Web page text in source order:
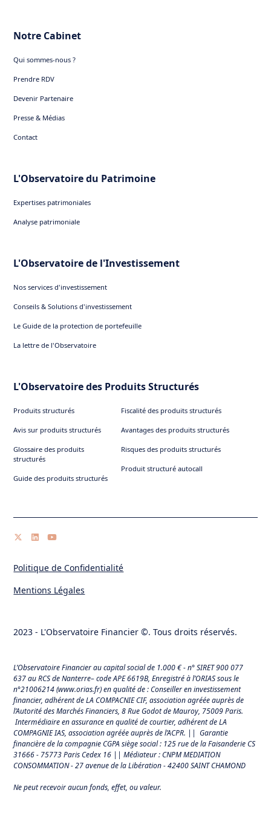
Notre Cabinet
Qui sommes-nous ?
Prendre RDV
Devenir Partenaire
Presse & Médias
Contact
L'Observatoire du Patrimoine
Expertises patrimoniales
Analyse patrimoniale
L'Observatoire de l'Investissement
Nos services d'investissement
Conseils & Solutions d'investissement
Le Guide de la protection de portefeuille
La lettre de l'Observatoire
L'Observatoire des Produits Structurés
Produits structurés
Avis sur produits structurés
Glossaire des produits
structurés
Guide des produits structurés
Fiscalité des produits structurés
Avantages des produits structurés
Risques des produits structurés
Produit structuré autocall
2023 - L'Observatoire Financier ©. Tous droits réservés.
Politique de Confidentialité
Mentions Légales
L’Observatoire Financier au capital social de 1.000 € - n° SIRET 900 077
637 au RCS de Nanterre– code APE 6619B, Enregistré à l’ORIAS sous le
n°21006214 (www.orias.fr) en qualité de : Conseiller en investissement
financier, adhérent de LA COMPACNIE CIF, association agréée auprès de
l’Autorité des Marchés Financiers, 8 Rue Godot de Mauroy, 75009 Paris.
Intermédiaire en assurance en qualité de courtier, adhérent de LA
COMPAGNIE IAS, association agréée auprès de l’ACPR. || Garantie
financière de la compagnie CGPA siège social : 125 rue de la Faisanderie CS
31666 - 75773 Paris Cedex 16 || Médiateur : CNPM MEDIATION
CONSOMMATION - 27 avenue de la Libération - 42400 SAINT CHAMOND
Ne peut recevoir aucun fonds, effet, ou valeur.